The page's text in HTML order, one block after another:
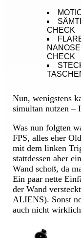
CHECK
CHECK
Nun, wenigstens
simultan nutzen –
Was nun folgten
FPS, alles eher
mit dem linken
stattdessen aber
Wand schoß, da
Ein paar nette
der Wand
ALIENS). Sonst
auch nicht